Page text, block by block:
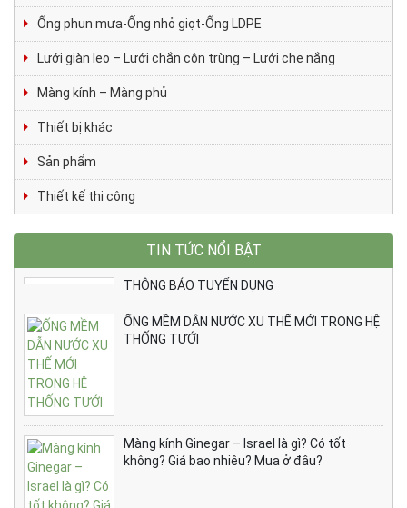
Ống phun mưa-Ống nhỏ giọt-Ống LDPE
Lưới giàn leo – Lưới chắn côn trùng – Lưới che nắng
Màng kính – Màng phủ
Thiết bị khác
Sản phẩm
Thiết kế thi công
TIN TỨC NỔI BẬT
THÔNG BÁO TUYỂN DỤNG
ỐNG MỀM DẪN NƯỚC XU THẾ MỚI TRONG HỆ
THỐNG TƯỚI
Màng kính Ginegar – Israel là gì? Có tốt
không? Giá bao nhiêu? Mua ở đâu?